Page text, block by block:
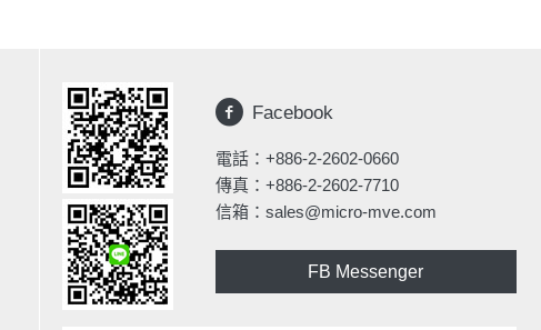
Facebook
電話： +886-2-2602-0660
傳真：+886-2-2602-7710
信箱： sales@micro-mve.com
FB Messenger